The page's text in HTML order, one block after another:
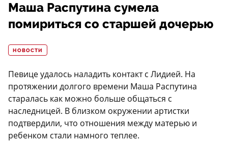
Маша Распутина сумела
помириться со старшей дочерью
НОВОСТИ
Певице удалось наладить контакт с Лидией. На
протяжении долгого времени Маша Распутина
старалась как можно больше общаться с
наследницей. В близком окружении артистки
подтвердили, что отношения между матерью и
ребенком стали намного теплее.